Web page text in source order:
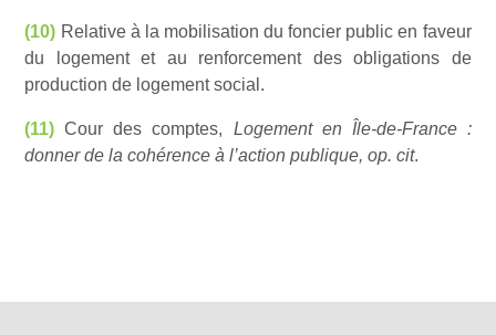
(10) Relative à la mobilisation du foncier public en faveur
du logement et au renforcement des obligations de
production de logement social.
(11) Cour des comptes, Logement en Île-de-France :
donner de la cohérence à l’action publique, op. cit.